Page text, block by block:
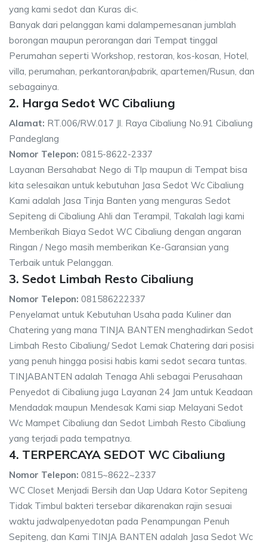
yang kami sedot dan Kuras di<.
Banyak dari pelanggan kami dalampemesanan jumblah
borongan maupun perorangan dari Tempat tinggal
Perumahan seperti Workshop, restoran, kos-kosan, Hotel,
villa, perumahan, perkantoran/pabrik, apartemen/Rusun, dan
sebagainya.
2. Harga Sedot WC Cibaliung
Alamat: RT.006/RW.017 Jl. Raya Cibaliung No.91 Cibaliung
Pandeglang
Nomor Telepon: 0815-8622-2337
Layanan Bersahabat Nego di Tlp maupun di Tempat bisa
kita selesaikan untuk kebutuhan Jasa Sedot Wc Cibaliung
Kami adalah Jasa Tinja Banten yang menguras Sedot
Sepiteng di Cibaliung Ahli dan Terampil, Takalah lagi kami
Memberikah Biaya Sedot WC Cibaliung dengan angaran
Ringan / Nego masih memberikan Ke-Garansian yang
Terbaik untuk Pelanggan.
3. Sedot Limbah Resto Cibaliung
Nomor Telepon: 081586222337
Penyelamat untuk Kebutuhan Usaha pada Kuliner dan
Chatering yang mana TINJA BANTEN menghadirkan Sedot
Limbah Resto Cibaliung/ Sedot Lemak Chatering dari posisi
yang penuh hingga posisi habis kami sedot secara tuntas.
TINJABANTEN adalah Tenaga Ahli sebagai Perusahaan
Penyedot di Cibaliung juga Layanan 24 Jam untuk Keadaan
Mendadak maupun Mendesak Kami siap Melayani Sedot
Wc Mampet Cibaliung dan Sedot Limbah Resto Cibaliung
yang terjadi pada tempatnya.
4. TERPERCAYA SEDOT WC Cibaliung
Nomor Telepon: 0815~8622~2337
WC Closet Menjadi Bersih dan Uap Udara Kotor Sepiteng
Tidak Timbul bakteri tersebar dikarenakan rajin sesuai
waktu jadwalpenyedotan pada Penampungan Penuh
Sepiteng, dan Kami TINJA BANTEN adalah Jasa Sedot Wc